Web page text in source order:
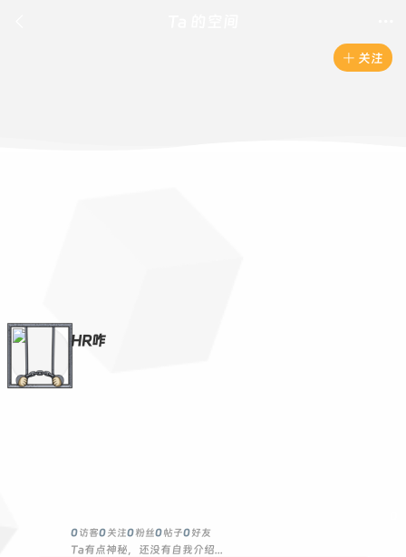
 关注
HR咋
0 访客0 关注0粉丝0 帖子0 好友
Ta有点神秘，还没有自我介绍...